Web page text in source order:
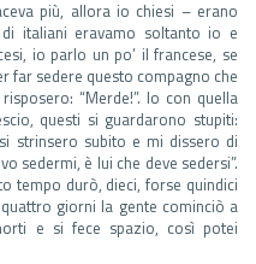
più, allora io chiesi – erano
italiani eravamo soltanto io e
io parlo un po’ il francese, se
far sedere questo compagno che
“Merde!”. Io con quella
questi si guardarono stupiti:
strinsero subito e mi dissero di
sedermi, è lui che deve sedersi”.
tempo durò, dieci, forse quindici
giorni la gente cominciò a
e si fece spazio, così potei